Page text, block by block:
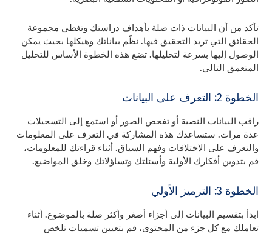
تأكد من أن البيانات ذات صلة بأهداف دراستك وتغطي مجموعة
الحقائق التي تريد التحقيق فيها. نظّم بياناتك وهيكلها بحيث يمكن
الوصول إليها بسرعة لتحليلها. تضع هذه الخطوة الأساس للتحليل
المتعمق التالي.
الخطوة 2: التعرف على البيانات
راقب البيانات النصية أو تفحص الصور أو استمع إلى التسجيلات
عدة مرات. ستساعدك هذه المشاركة في التعرف على المعلومات
والتعرف على الاختلافات وفهم السياق. أثناء قراءتك للمعلومات،
قم بتدوين أفكارك الأولية وأسئلتك وتساؤلاتك وخلق المواضيع.
الخطوة 3: الترميز الأولي
ابدأ بتقسيم البيانات إلى أجزاء أصغر وأكثر صلة بالموضوع. أثناء
تعاملك مع كل جزء من المحتوى، قم بتعيين تسميات تلخص